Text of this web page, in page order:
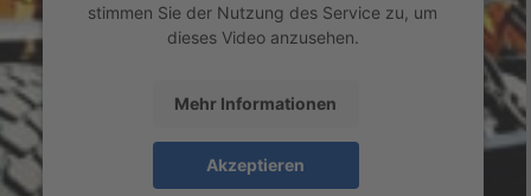
stimmen Sie der Nutzung des Service zu, um
dieses Video anzusehen.
Mehr Informationen
Akzeptieren